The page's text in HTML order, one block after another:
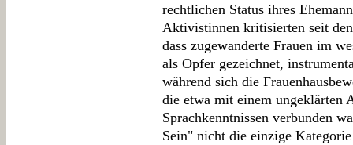
rechtlichen Status ihres
Aktivistinnen kritisierten seit
dass zugewanderte Frauen im
als Opfer gezeichnet,
während sich die
die etwa mit einem ungeklärten
Sprachkenntnissen verbunden
Sein" nicht die einzige